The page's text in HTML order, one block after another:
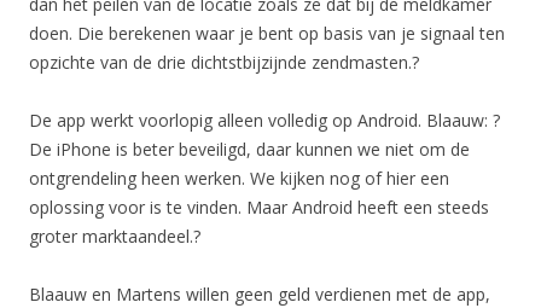
doen. Die berekenen waar je bent op basis van je signaal ten
opzichte van de drie dichtstbijzijnde zendmasten.?
De app werkt voorlopig alleen volledig op Android. Blaauw: ?
De iPhone is beter beveiligd, daar kunnen we niet om de
ontgrendeling heen werken. We kijken nog of hier een
oplossing voor is te vinden. Maar Android heeft een steeds
groter marktaandeel.?
Blaauw en Martens willen geen geld verdienen met de app,